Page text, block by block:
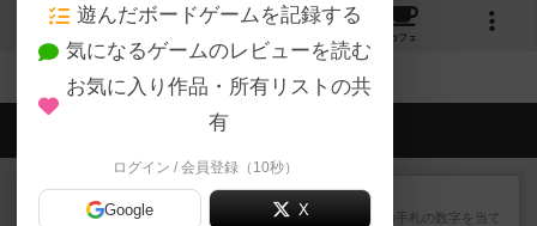
1 2
カフェ
会員の新しい投稿
レビュー ゴットファイブ！
自分の前に背を向けて並ぶ5枚の手札の数字を当て
遊んだボードゲームを記録する
気になるゲームのレビューを読む
お気に入り作品・所有リストの共
有
ログイン / 会員登録（10秒）
Google X